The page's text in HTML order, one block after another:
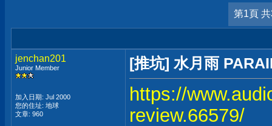
第1頁
jenchan201
Junior Member
加入日期: Jul 2000
您的住址: 地球
文章: 960
[推坑] 水月雨
https://
review.66579/